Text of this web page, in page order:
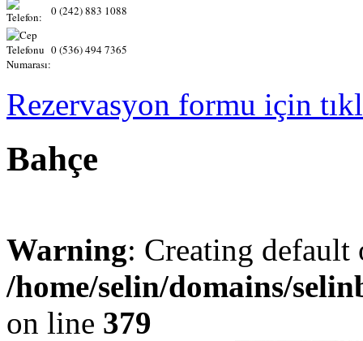
0 (242) 883 1088
0 (536) 494 7365
Rezervasyon formu için
Bahçe
Warning: Creating
/home/selin/domains/
on line 379